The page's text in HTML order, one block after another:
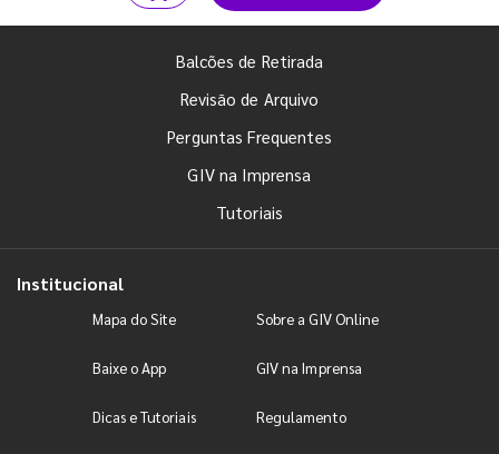
Balcões de Retirada
Revisão de Arquivo
Perguntas Frequentes
GIV na Imprensa
Tutoriais
Institucional
Mapa do Site Sobre a GIV Online
Baixe o App GIV na Imprensa
Dicas e Tutoriais Regulamento